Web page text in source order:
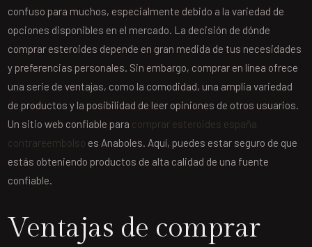
confuso para muchos, especialmente debido a la variedad de
opciones disponibles en el mercado. La decisión de dónde
comprar esteroides depende en gran medida de tus necesidades
y preferencias personales. Sin embargo, comprar en línea ofrece
una serie de ventajas, como la comodidad, una amplia variedad
de productos y la posibilidad de leer opiniones de otros usuarios.
Un sitio web confiable para comprar esteroides españa
contrareembolso es Anaboles. Aquí, puedes estar seguro de que
estás obteniendo productos de alta calidad de una fuente
confiable.
Ventajas de comprar